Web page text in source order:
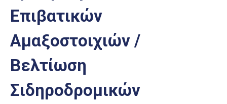
Έκθεση
ΕΒΕΠ-
ΚΜ
Επιβατικών
Αμαξοστοιχιών /
Βελτίωση
Σιδηροδρομικών